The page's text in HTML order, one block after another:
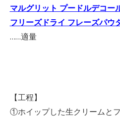
マルグリット プードルデコー
フリーズドライ フレーズパウ
……適量
【工程】
①ホイップした生クリームと